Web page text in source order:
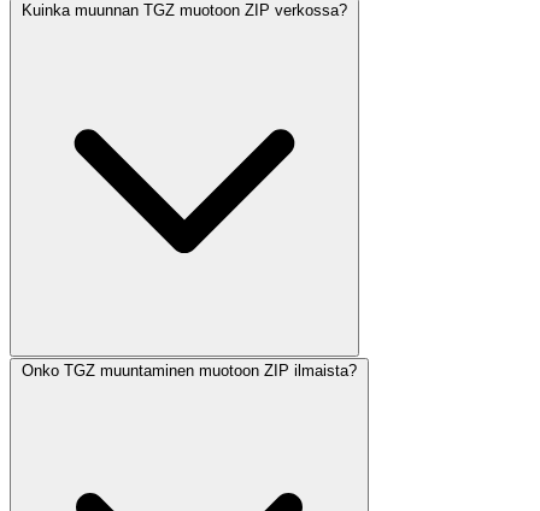
Kuinka muunnan TGZ muotoon ZIP verkossa?
Onko TGZ muuntaminen muotoon ZIP ilmaista?